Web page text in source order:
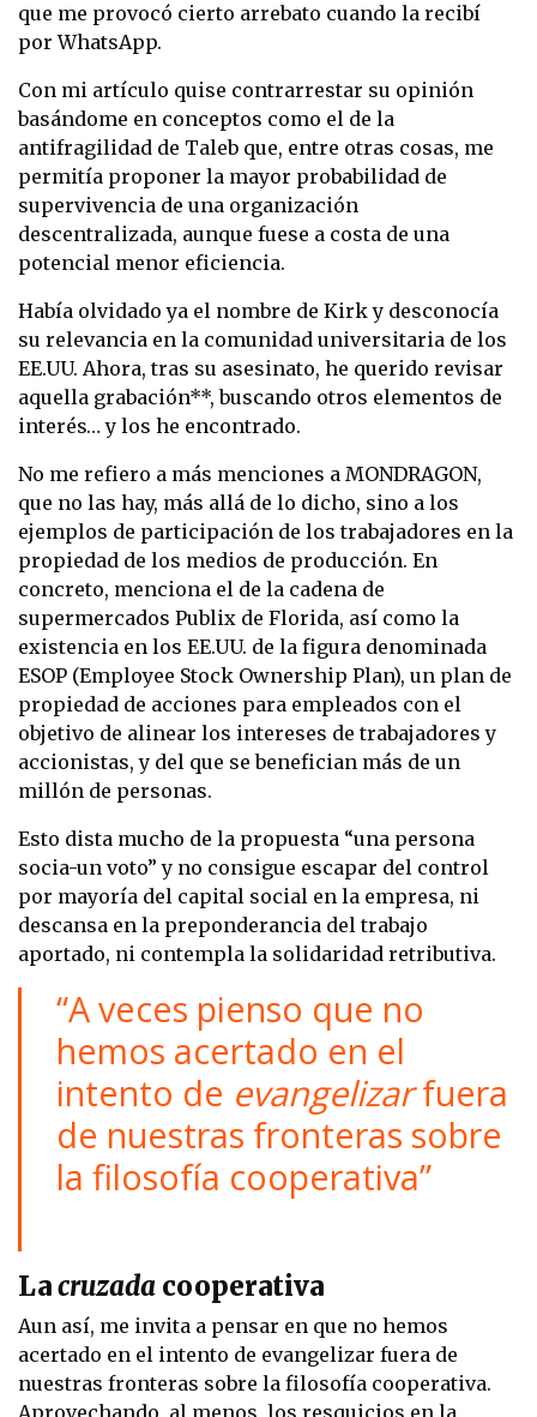
que me provocó cierto arrebato cuando la recibí
por WhatsApp.
Con mi artículo quise contrarrestar su opinión
basándome en conceptos como el de la
antifragilidad de Taleb que, entre otras cosas, me
permitía proponer la mayor probabilidad de
supervivencia de una organización
descentralizada, aunque fuese a costa de una
potencial menor eficiencia.
Había olvidado ya el nombre de Kirk y desconocía
su relevancia en la comunidad universitaria de los
EE.UU. Ahora, tras su asesinato, he querido revisar
aquella grabación**, buscando otros elementos de
interés… y los he encontrado.
No me refiero a más menciones a MONDRAGON,
que no las hay, más allá de lo dicho, sino a los
ejemplos de participación de los trabajadores en la
propiedad de los medios de producción. En
concreto, menciona el de la cadena de
supermercados Publix de Florida, así como la
existencia en los EE.UU. de la figura denominada
ESOP (Employee Stock Ownership Plan), un plan de
propiedad de acciones para empleados con el
objetivo de alinear los intereses de trabajadores y
accionistas, y del que se benefician más de un
millón de personas.
Esto dista mucho de la propuesta “una persona
socia-un voto” y no consigue escapar del control
por mayoría del capital social en la empresa, ni
descansa en la preponderancia del trabajo
aportado, ni contempla la solidaridad retributiva.
“A veces pienso que no
hemos acertado en el
intento de evangelizarfuera
de nuestras fronteras sobre
la filosofía cooperativa”
Lacruzada cooperativa
Aun así, me invita a pensar en que no hemos
acertado en el intento de evangelizar fuera de
nuestras fronteras sobre la filosofía cooperativa.